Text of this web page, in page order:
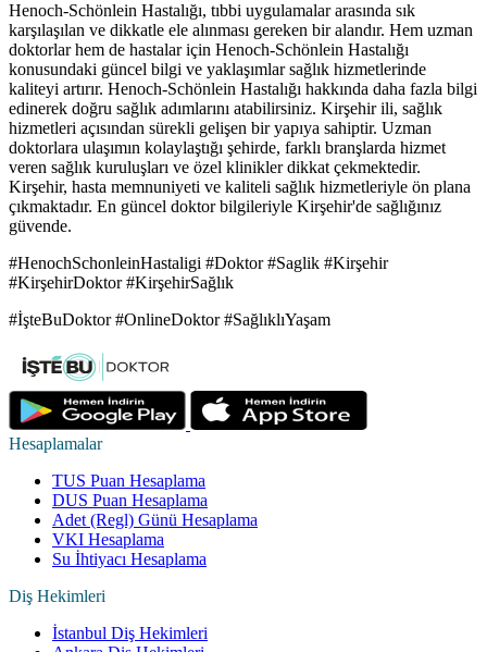
Henoch-Schönlein Hastalığı, tıbbi uygulamalar arasında sık
karşılaşılan ve dikkatle ele alınması gereken bir alandır. Hem uzman
doktorlar hem de hastalar için Henoch-Schönlein Hastalığı
konusundaki güncel bilgi ve yaklaşımlar sağlık hizmetlerinde
kaliteyi artırır. Henoch-Schönlein Hastalığı hakkında daha fazla bilgi
edinerek doğru sağlık adımlarını atabilirsiniz. Kirşehir ili, sağlık
hizmetleri açısından sürekli gelişen bir yapıya sahiptir. Uzman
doktorlara ulaşımın kolaylaştığı şehirde, farklı branşlarda hizmet
veren sağlık kuruluşları ve özel klinikler dikkat çekmektedir.
Kirşehir, hasta memnuniyeti ve kaliteli sağlık hizmetleriyle ön plana
çıkmaktadır. En güncel doktor bilgileriyle Kirşehir'de sağlığınız
güvende.
#HenochSchonleinHastaligi #Doktor #Saglik #Kirşehir
#KirşehirDoktor #KirşehirSağlık
#İşteBuDoktor #OnlineDoktor #SağlıklıYaşam
Hesaplamalar
TUS Puan Hesaplama
DUS Puan Hesaplama
Adet (Regl) Günü Hesaplama
VKI Hesaplama
Su İhtiyacı Hesaplama
Diş Hekimleri
İstanbul Diş Hekimleri